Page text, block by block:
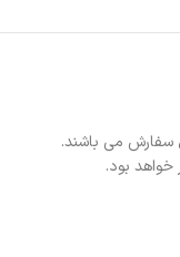
سفارش می باشند.